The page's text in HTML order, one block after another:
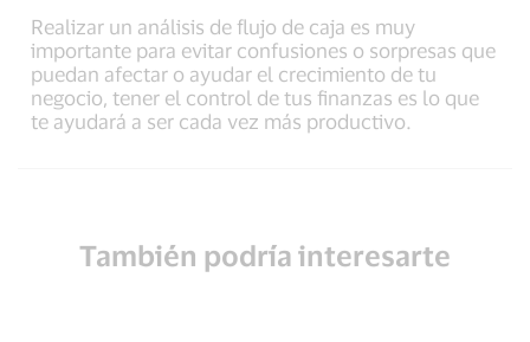
Realizar un análisis de flujo de caja es muy
importante para evitar confusiones o sorpresas que
puedan afectar o ayudar el crecimiento de tu
negocio, tener el control de tus finanzas es lo que
te ayudará a ser cada vez más productivo.
También podría interesarte